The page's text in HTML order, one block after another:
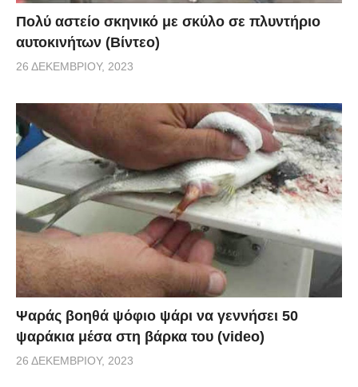
Πολύ αστείο σκηνικό με σκύλο σε πλυντήριο
αυτοκινήτων (Βίντεο)
26 ΔΕΚΕΜΒΡΊΟΥ, 2023
Ψαράς βοηθά ψόφιο ψάρι να γεννήσει 50
ψαράκια μέσα στη βάρκα του (video)
26 ΔΕΚΕΜΒΡΊΟΥ, 2023